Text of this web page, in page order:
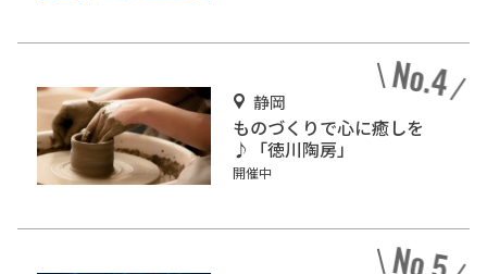
静岡
ものづくりで心に癒しを
♪「徳川陶房」
開催中